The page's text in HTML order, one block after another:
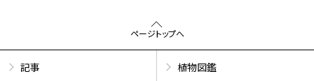
ページトップへ
記事 植物図鑑